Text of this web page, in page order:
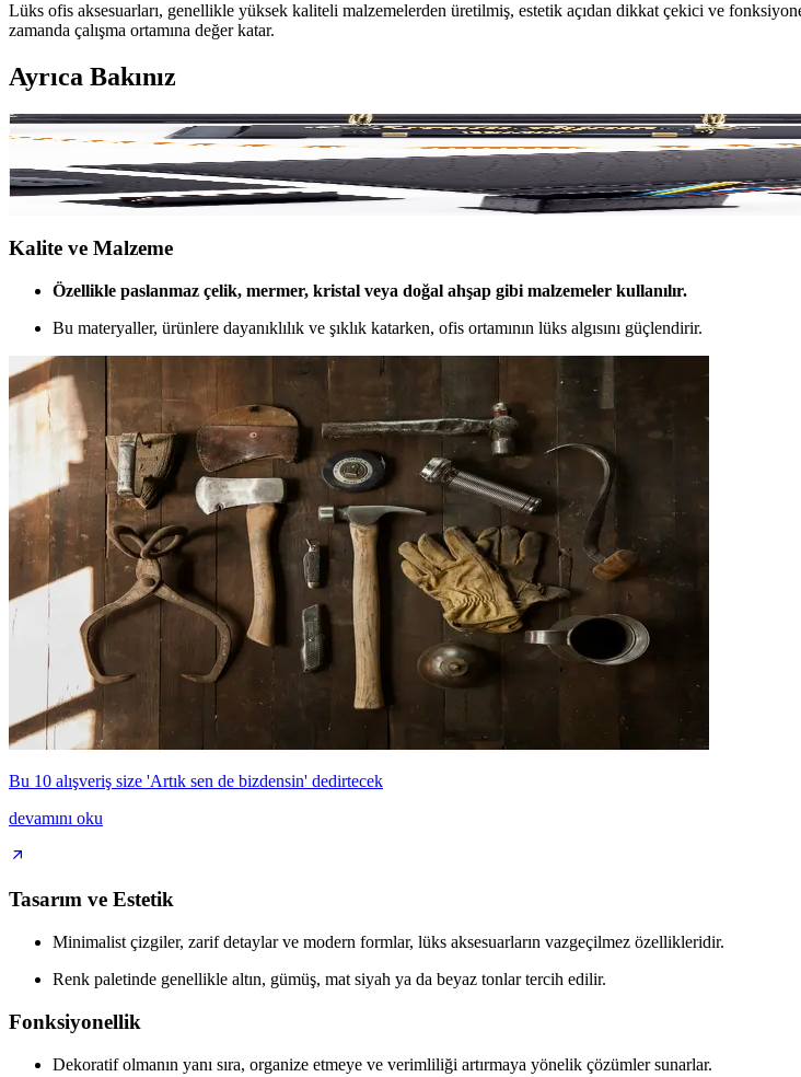
Lüks ofis aksesuarları, genellikle yüksek kaliteli malzemelerden üretilmiş, estetik açıdan dikkat çekici ve
zamanda çalışma ortamına değer katar.
Ayrıca Bakınız
Lüks Ofis Aksesuarlarıyla Dekorasyonun Şıklığını Artırın ve Prestijli Mekânlar Yaratın
Lüks ofis aksesuarları, yüksek kaliteli malzemeler ve şık tasarımlarla ofisinizin görünümünü yükseltir,
Kalite ve Malzeme
Özellikle paslanmaz çelik, mermer, kristal veya doğal ahşap gibi malzemeler kullanılır.
Bu materyaller, ürünlere dayanıklılık ve şıklık katarken, ofis ortamının lüks algısını güçlendirir.
Bu 10 alışveriş size 'Artık sen de bizdensin' dedirtecek
devamını oku
Tasarım ve Estetik
Minimalist çizgiler, zarif detaylar ve modern formlar, lüks aksesuarların vazgeçilmez özellikleridir.
Renk paletinde genellikle altın, gümüş, mat siyah ya da beyaz tonlar tercih edilir.
Fonksiyonellik
Dekoratif olmanın yanı sıra, organize etmeye ve verimliliği artırmaya yönelik çözümler sunarlar.